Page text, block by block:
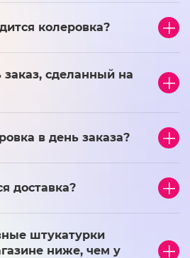
колеровка?
сделанный на
в день заказа?
доставка?
штукатурки
ниже, чем у